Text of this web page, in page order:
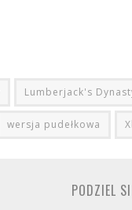
Lumberjack's
wersja pudełkowa
PODZIEL